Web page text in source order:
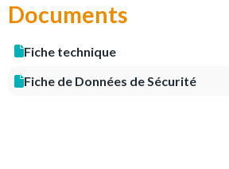
Documents
Fiche technique
Fiche de Données de Sécurité